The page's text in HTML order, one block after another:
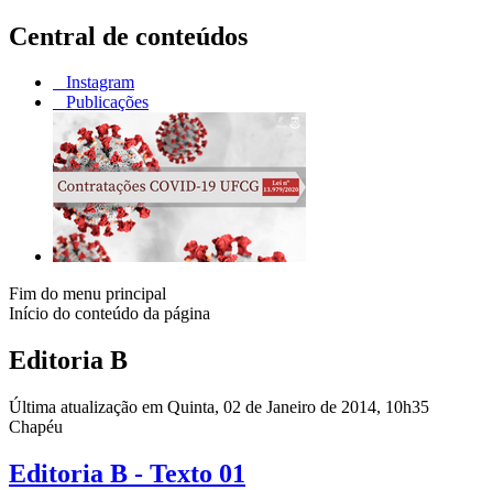
Central de conteúdos
Instagram
Publicações
Fim do menu principal
Início do conteúdo da página
Editoria B
Última atualização em Quinta, 02 de Janeiro de 2014, 10h35
Chapéu
Editoria B - Texto 01